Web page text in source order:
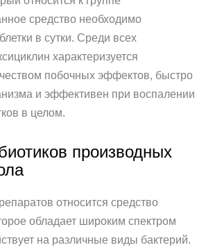
средство необходимо
в сутки. Среди всех
характеризуется
побочных эффектов, быстро
и эффективен при воспалении
в целом.
производных
относится средство
обладает широким спектром
на различные виды бактерий.